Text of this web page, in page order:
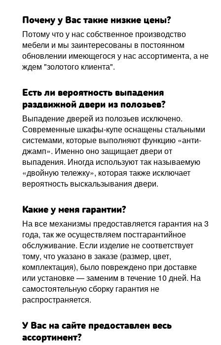
Почему у Вас такие низкие цены?
Потому что у нас собственное производство
мебели и мы заинтересованы в постоянном
обновлении имеющегося у нас ассортимента, а не
ждем "золотого клиента".
Есть ли вероятность выпадения
раздвижной двери из полозьев?
Выпадение дверей из полозьев исключено.
Современные шкафы-купе оснащены стальными
системами, которые выполняют функцию «анти-
джамп». Именно оно защищает двери от
выпадения. Иногда используют так называемую
«двойную тележку», которая также исключает
вероятность выскальзывания двери.
Какие у меня гарантии?
На все механизмы предоставляется гарантия на 3
года, так же осуществляем постгарантийное
обслуживание. Если изделие не соответствует
тому, что указано в заказе (размер, цвет,
комплектация), было повреждено при доставке
или установке — заменим в течение 10 дней. На
самостоятельную сборку гарантия не
распространяется.
У Вас на сайте предоставлен весь
ассортимент?